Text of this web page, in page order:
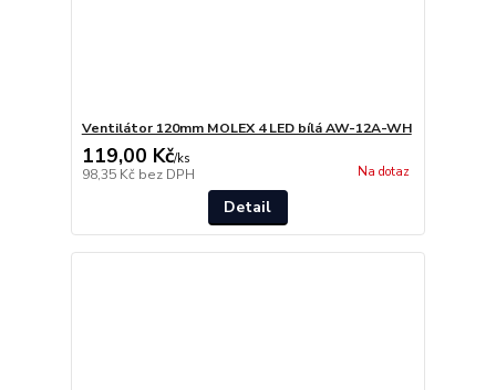
Ventilátor 120mm MOLEX 4 LED bílá AW-12A-WH
119,00 Kč/ks
98,35 Kč bez DPH Na dotaz
Detail